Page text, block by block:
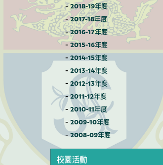
2018-19年度
2017-18年度
2016-17年度
2015-16年度
2014-15年度
2013-14年度
2012-13年度
2011-12年度
2010-11年度
2009-10年度
2008-09年度
校園活動